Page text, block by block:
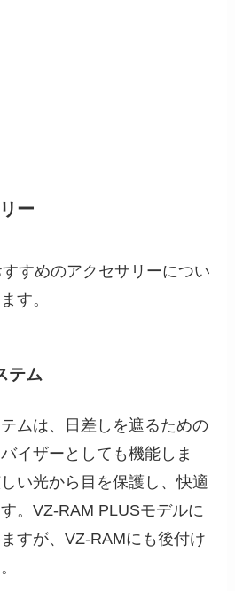
ー
すめのアクセサリーについ
す。
テム
ムは、日差しを遮るための
イザーとしても機能しま
い光から目を保護し、快適
。VZ-RAM PLUSモデルに
すが、VZ-RAMにも後付け